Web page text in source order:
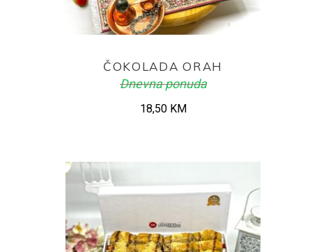
ČOKOLADA ORAH
Dnevna ponuda
18,50 KM